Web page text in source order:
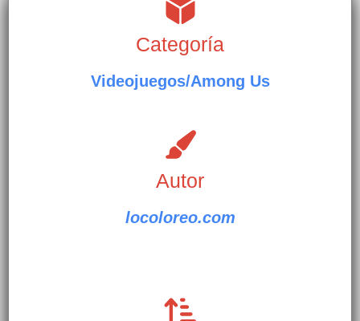
Categoría
Videojuegos/Among Us
Autor
locoloreo.com